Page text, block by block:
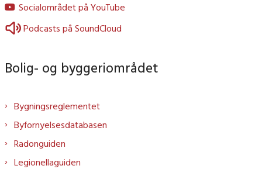
Socialområdet på YouTube
Podcasts på SoundCloud
Bolig- og byggeriområdet
Bygningsreglementet
Byfornyelsesdatabasen
Radonguiden
Legionellaguiden